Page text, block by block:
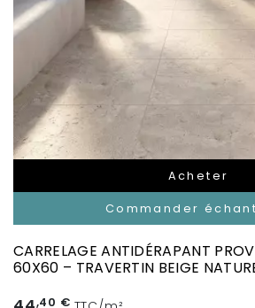
Acheter
Commander
CARRELAGE ANTIDÉRAPANT
60X60 – TRAVERTIN BEIGE
,40 €